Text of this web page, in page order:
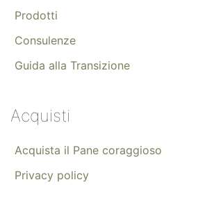
Prodotti
Consulenze
Guida alla Transizione
Acquisti
Acquista il Pane coraggioso
Privacy policy